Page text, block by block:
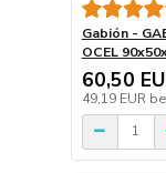
Gabión -
OCEL
60,50
49,19 EUR